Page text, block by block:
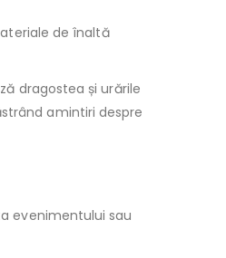
de înaltă
dragostea și urările
amintiri despre
evenimentului sau